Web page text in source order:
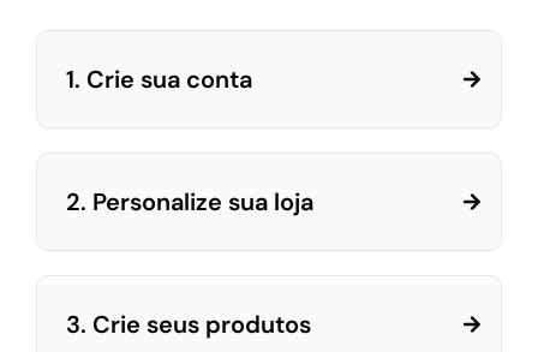
1. Crie sua conta
2. Personalize sua loja
3. Crie seus produtos